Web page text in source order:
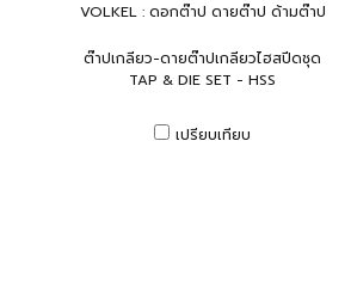
VOLKEL : ดอกต๊าป ดายต๊าป ด้ามต๊าป
ต๊าปเกลียว-ดายต๊าปเกลียวไฮสปีดชุด
TAP & DIE SET - HSS
เปรียบเทียบ